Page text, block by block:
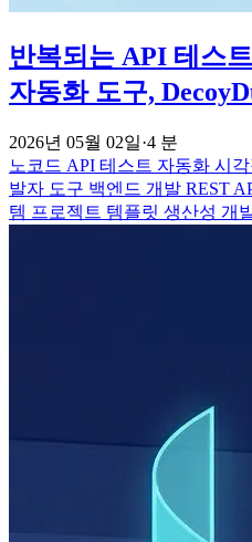
반복되는 API 테스
자동화 도구,
2026년 05월 02일·4 분
노코드 API 테스트 자동화 시
발자 도구 백엔드 개발 REST
템 프로젝트 템플릿 생산성 개